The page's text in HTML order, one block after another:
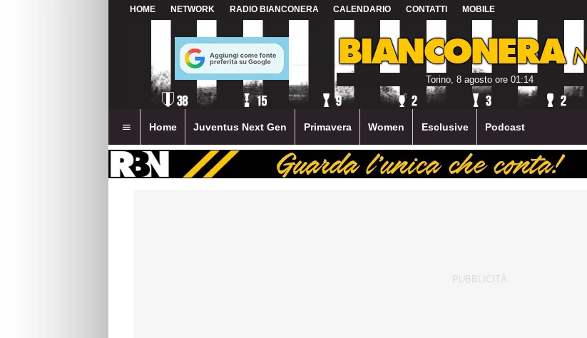
HOME NETWORK RADIO BIANCONERA CALENDARIO CONTATTI MOBILE
Torino, 8 agosto ore 01:14
Home Juventus Next Gen Primavera Women Esclusive Podcast